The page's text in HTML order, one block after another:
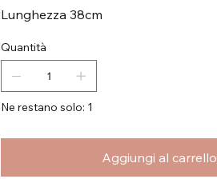
Lunghezza 38cm
Quantità
Ne restano solo: 1
Aggiungi al carrello